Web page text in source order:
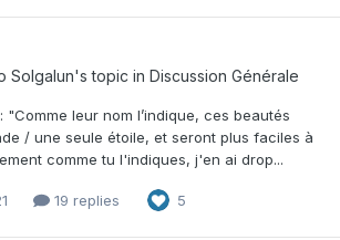
Solgalun's topic in Discussion Générale
leur nom l’indique, ces beautés
/ une seule étoile, et seront plus faciles à
comme tu l'indiques, j'en ai drop...
19 replies 5